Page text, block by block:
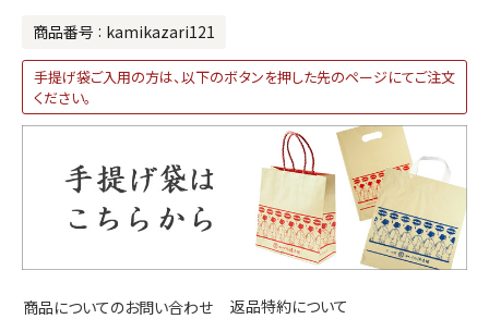
商品番号 kamikazari121
手提げ袋ご入用の方は、以下のボタンを押した先のページにてご注文
ください。
商品についてのお問い合わせ 返品特約について